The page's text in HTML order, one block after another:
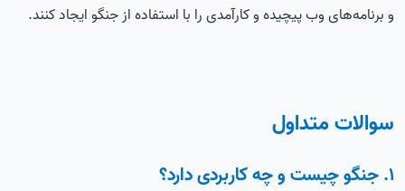
و برنامه‌های وب پیچیده و کارآمدی را با استفاده از جنگو ایجاد کنند.
سوالات متداول
1. جنگو چیست و چه کاربردی دارد؟